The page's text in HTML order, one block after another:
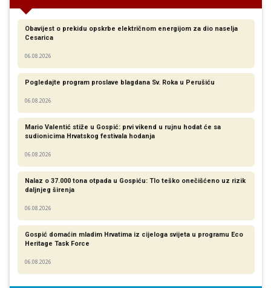
Obavijest o prekidu opskrbe električnom energijom za dio naselja
Cesarica
06.08.2026
Pogledajte program proslave blagdana Sv. Roka u Perušiću
06.08.2026
Mario Valentić stiže u Gospić: prvi vikend u rujnu hodat će sa
sudionicima Hrvatskog festivala hodanja
06.08.2026
Nalaz o 37.000 tona otpada u Gospiću: Tlo teško onečišćeno uz rizik
daljnjeg širenja
06.08.2026
Gospić domaćin mladim Hrvatima iz cijeloga svijeta u programu Eco
Heritage Task Force
06.08.2026